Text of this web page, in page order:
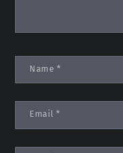
Name *
Email*